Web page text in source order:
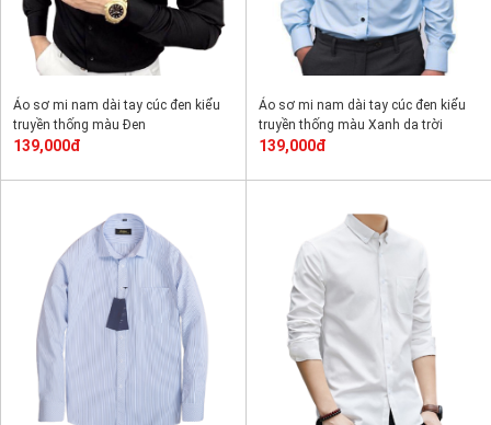
Áo sơ mi nam dài tay cúc đen kiểu
truyền thống màu Đen
139,000đ
Áo sơ mi nam dài tay cúc đen kiểu
truyền thống màu Xanh da trời
139,000đ